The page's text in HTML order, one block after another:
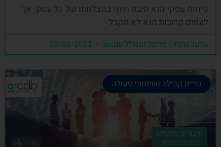
פיתוח עסקי הוא היבט חיוני בהצלחתו של כל עסק, אך
לעתים קרובות הוא לא מקבל
אלעד גרגיר - מייסד ומנכ"ל arcdb
בניית קהילה ושיתופי פעולה